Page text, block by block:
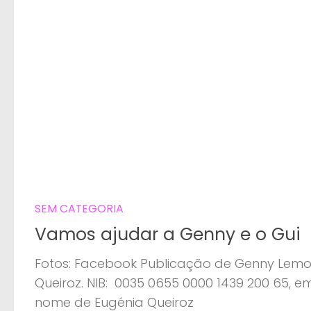
SEM CATEGORIA
Vamos ajudar a Genny e o Gui
Fotos: Facebook Publicação de Genny
Queiroz. NIB: 0035 0655 0000 1439 200 65,
nome de Eugénia Queiroz